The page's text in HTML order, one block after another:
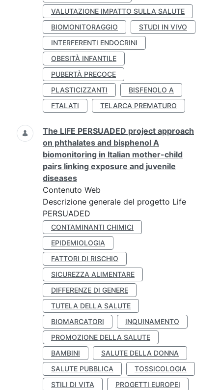
VALUTAZIONE IMPATTO SULLA SALUTE
BIOMONITORAGGIO
STUDI IN VIVO
INTERFERENTI ENDOCRINI
OBESITÀ INFANTILE
PUBERTÀ PRECOCE
PLASTICIZZANTI
BISFENOLO A
FTALATI
TELARCA PREMATURO
The LIFE PERSUADED project approach
on phthalates and bisphenol A
biomonitoring in Italian mother-child
pairs linking exposure and juvenile
diseases
Contenuto Web
Descrizione generale del progetto Life
PERSUADED
CONTAMINANTI CHIMICI
EPIDEMIOLOGIA
FATTORI DI RISCHIO
SICUREZZA ALIMENTARE
DIFFERENZE DI GENERE
TUTELA DELLA SALUTE
BIOMARCATORI
INQUINAMENTO
PROMOZIONE DELLA SALUTE
BAMBINI
SALUTE DELLA DONNA
SALUTE PUBBLICA
TOSSICOLOGIA
STILI DI VITA
PROGETTI EUROPEI